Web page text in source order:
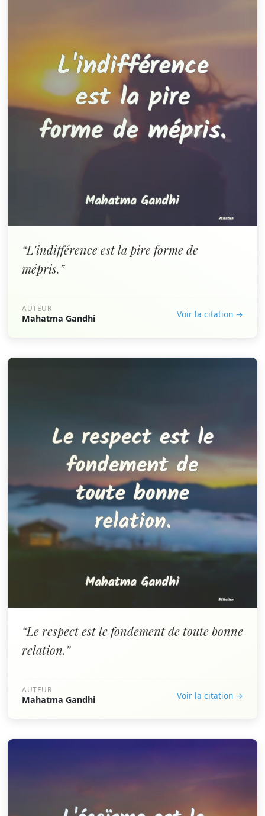
“L'indifférence est la pire forme de
mépris.”
AUTEUR
Mahatma Gandhi Voir la citation →
“Le respect est le fondement de toute bonne
relation.”
AUTEUR
Mahatma Gandhi Voir la citation →